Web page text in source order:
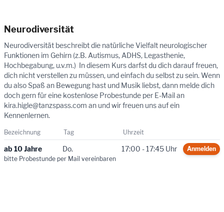
Neurodiversität
Neurodiversität beschreibt die natürliche Vielfalt neurologischer
Funktionen im Gehirn (z.B. Autismus, ADHS, Legasthenie,
Hochbegabung, u.v.m.) In diesem Kurs darfst du dich darauf freuen,
dich nicht verstellen zu müssen, und einfach du selbst zu sein. Wenn
du also Spaß an Bewegung hast und Musik liebst, dann melde dich
doch gern für eine kostenlose Probestunde per E-Mail an
kira.higle@tanzspass.com an und wir freuen uns auf ein
Kennenlernen.
Bezeichnung Tag Uhrzeit
ab 10 Jahre Do. 17:00 - 17:45 Uhr
Anmelden
bitte Probestunde per Mail vereinbaren